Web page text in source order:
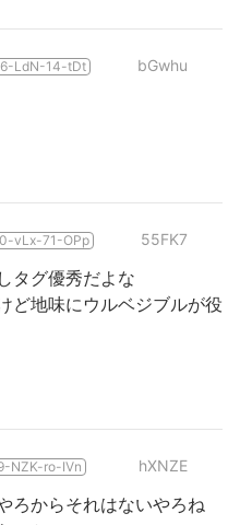
LdN-14-tDt bGwhu
vLx-71-OPp 55FK7
タグ優秀だよな
ど地味にウルベジブルが役
NZK-ro-IVn hXNZE
ろからそれはないやろね